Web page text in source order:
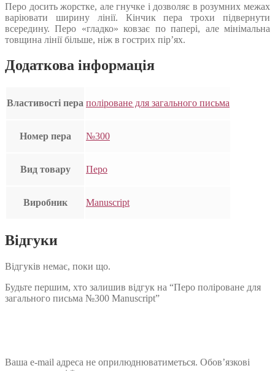
Перо досить жорстке, але гнучке і дозволяє в розумних межах
варіювати ширину лінії. Кінчик пера трохи підвернути
всередину. Перо «гладко» ковзає по папері, але мінімальна
товщина лінії більше, ніж в гострих пір’ях.
Додаткова інформація
Властивості пера поліроване для загального письма
Номер пера №300
Вид товару Перо
Виробник Manuscript
Відгуки
Відгуків немає, поки що.
Будьте першим, хто залишив відгук на “Перо поліроване для
загального письма №300 Manuscript”
Ваша e-mail адреса не оприлюднюватиметься. Обов’язкові